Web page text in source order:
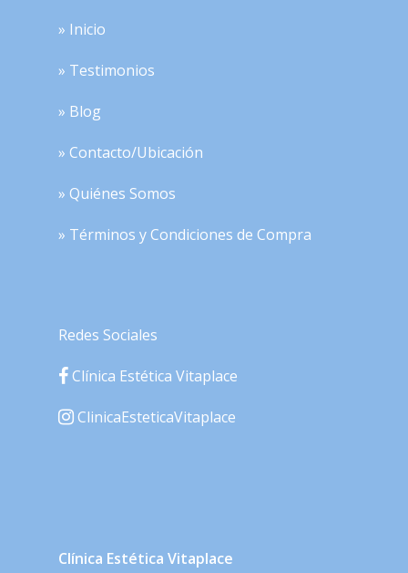
» Inicio
» Testimonios
» Blog
» Contacto/Ubicación
» Quiénes Somos
» Términos y Condiciones de Compra
Redes Sociales
Clínica Estética Vitaplace
ClinicaEsteticaVitaplace
Clínica Estética Vitaplace